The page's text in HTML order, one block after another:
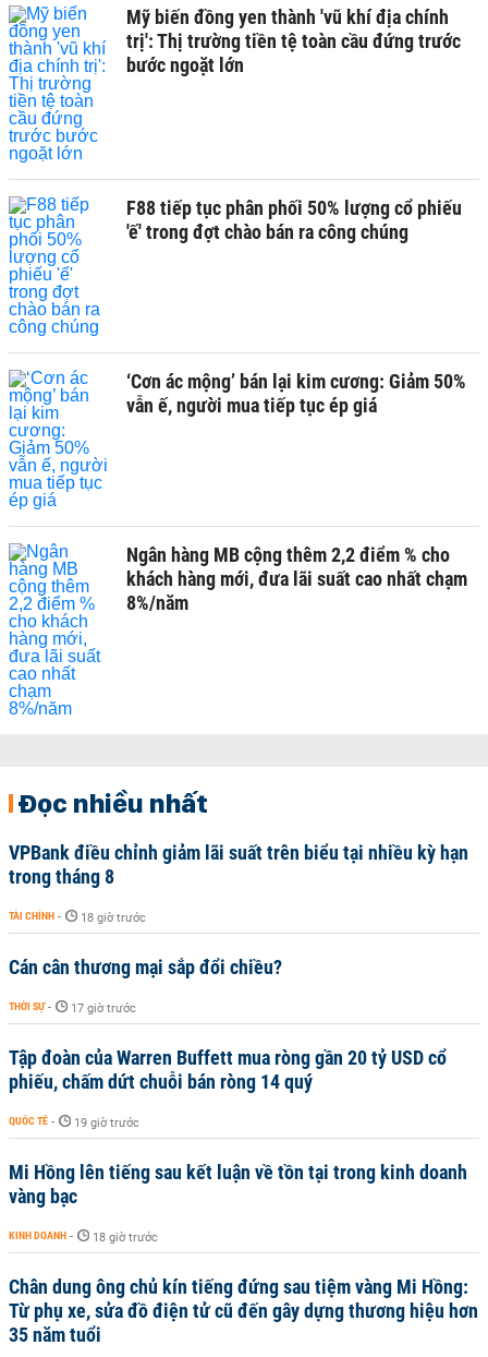
Mỹ biến đồng yen thành 'vũ khí địa chính
trị': Thị trường tiền tệ toàn cầu đứng trước
bước ngoặt lớn
F88 tiếp tục phân phối 50% lượng cổ phiếu
'ế' trong đợt chào bán ra công chúng
‘Cơn ác mộng’ bán lại kim cương: Giảm 50%
vẫn ế, người mua tiếp tục ép giá
Ngân hàng MB cộng thêm 2,2 điểm % cho
khách hàng mới, đưa lãi suất cao nhất chạm
8%/năm
Đọc nhiều nhất
VPBank điều chỉnh giảm lãi suất trên biểu tại nhiều kỳ hạn
trong tháng 8
TÀI CHÍNH - 18 giờ trước
Cán cân thương mại sắp đổi chiều?
THỜI SỰ - 17 giờ trước
Tập đoàn của Warren Buffett mua ròng gần 20 tỷ USD cổ
phiếu, chấm dứt chuỗi bán ròng 14 quý
QUỐC TẾ - 19 giờ trước
Mi Hồng lên tiếng sau kết luận về tồn tại trong kinh doanh
vàng bạc
KINH DOANH - 18 giờ trước
Chân dung ông chủ kín tiếng đứng sau tiệm vàng Mi Hồng:
Từ phụ xe, sửa đồ điện tử cũ đến gây dựng thương hiệu hơn
35 năm tuổi